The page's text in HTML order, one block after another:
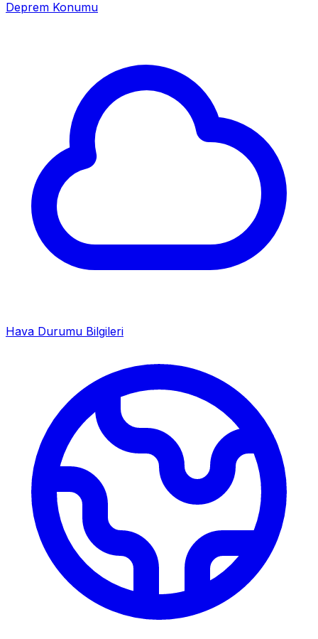
Deprem Konumu
Hava Durumu Bilgileri